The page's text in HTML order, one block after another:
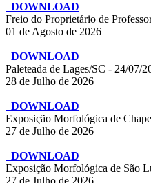
DOWNLOAD
Freio do Proprietário de
01 de Agosto de 2026
DOWNLOAD
Paleteada de Lages/SC - 24/07/
28 de Julho de 2026
DOWNLOAD
Exposição Morfológica de
27 de Julho de 2026
DOWNLOAD
Exposição Morfológica de São